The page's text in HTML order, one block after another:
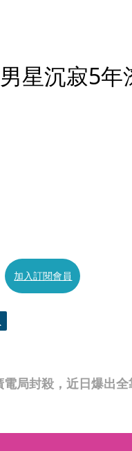
星沉寂5年
局封殺，近日爆出
加入訂閱會員